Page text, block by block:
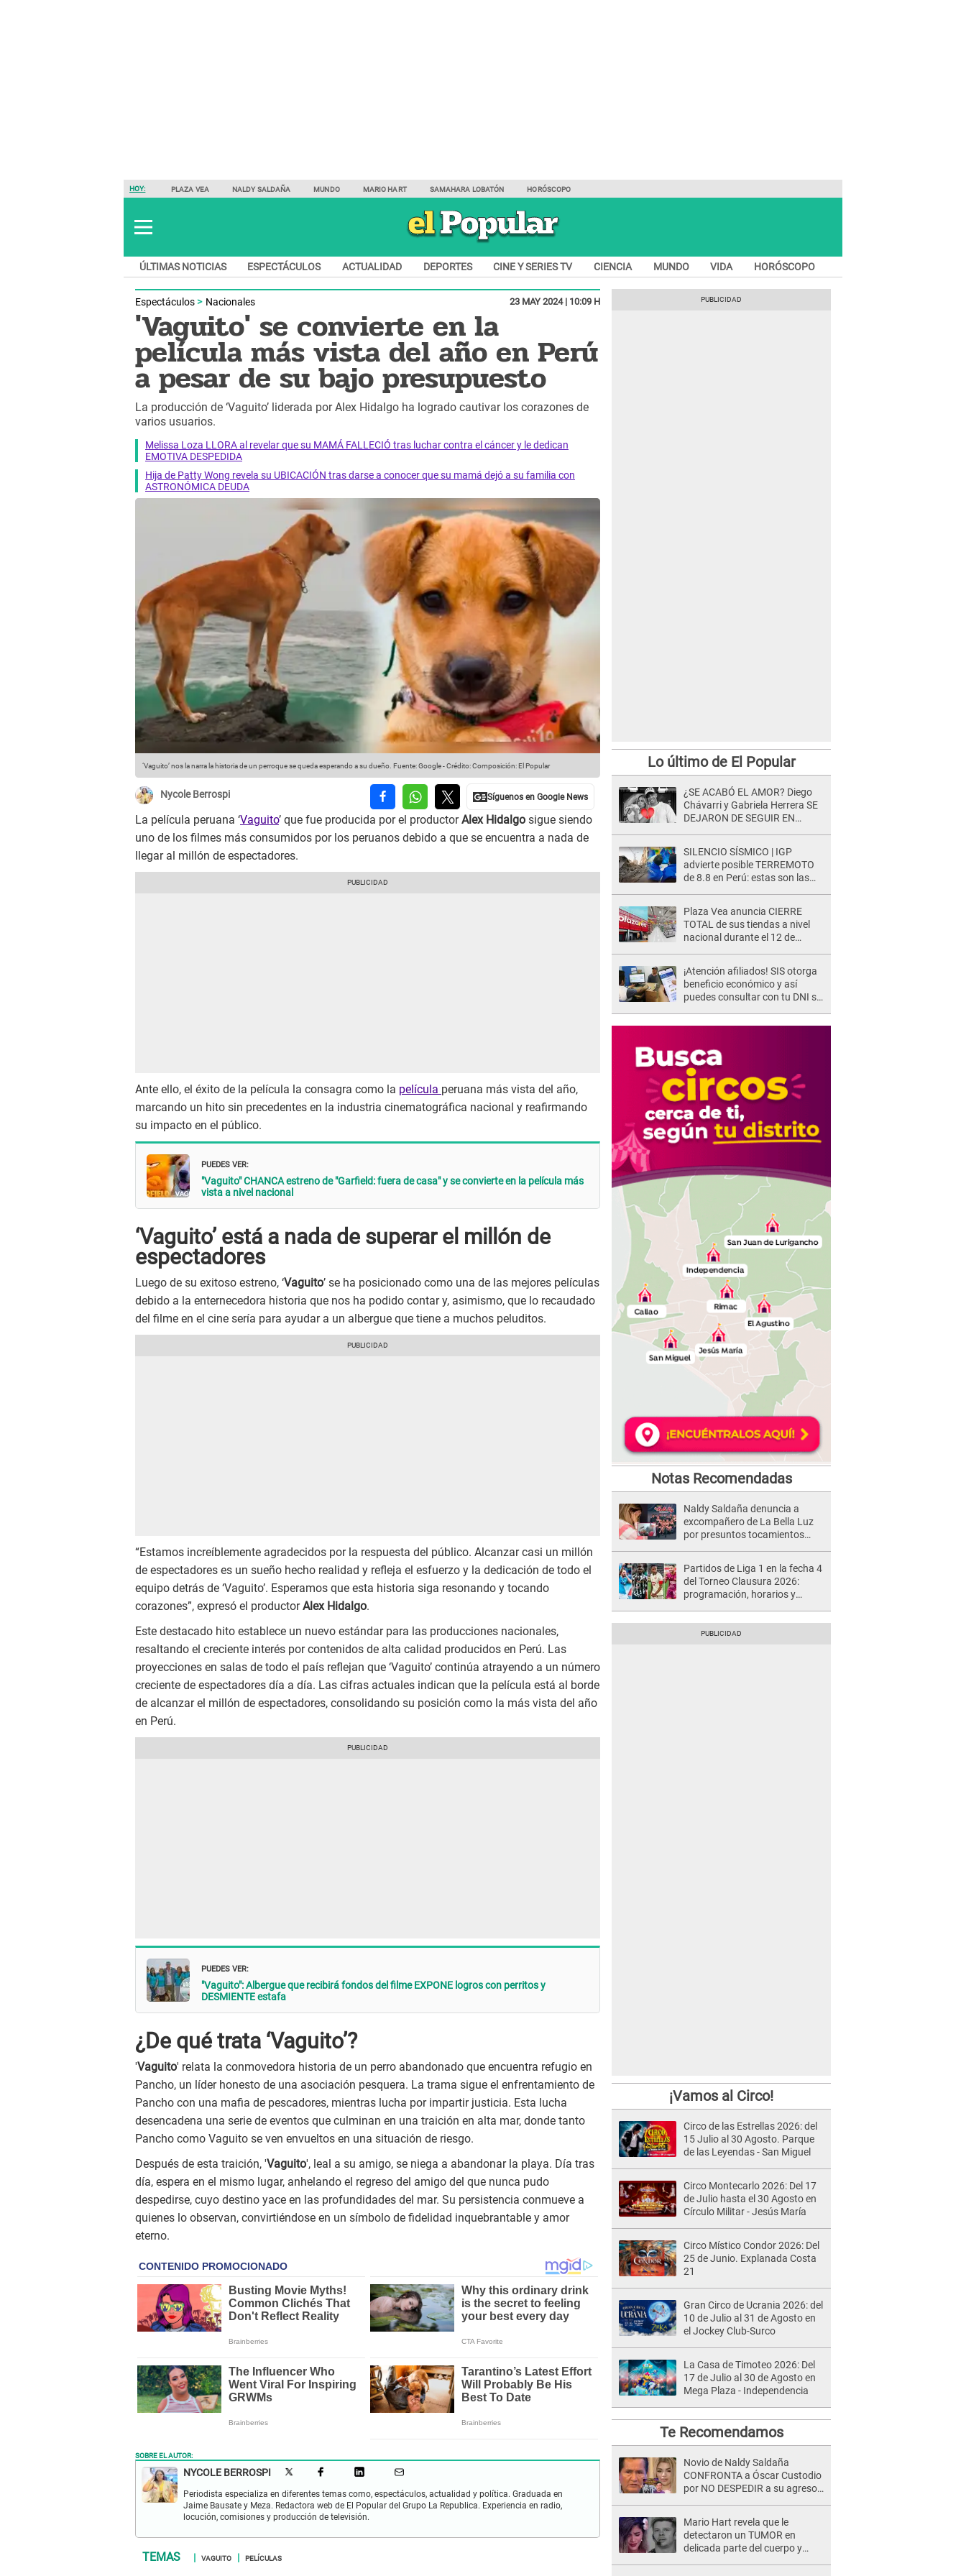
HOY: PLAZA VEA NALDY SALDAÑA MUNDO MARIO HART SAMAHARA LOBATÓN HORÓSCOPO
ÚLTIMAS NOTICIAS ESPECTÁCULOS ACTUALIDAD DEPORTES CINE Y SERIES TV CIENCIA MUNDO VIDA HORÓSCOPO
Espectáculos Nacionales 23 MAY 2024 | 10:09 H
'Vaguito' se convierte en la
película más vista del año en Perú
a pesar de su bajo presupuesto
La producción de ‘Vaguito’ liderada por Alex Hidalgo ha logrado cautivar los corazones de
varios usuarios.
Melissa Loza LLORA al revelar que su MAMÁ FALLECIÓ tras luchar contra el cáncer y le dedican
EMOTIVA DESPEDIDA
Hija de Patty Wong revela su UBICACIÓN tras darse a conocer que su mamá dejó a su familia con
ASTRONÓMICA DEUDA
‘Vaguito’ nos la narra la historia de un perroque se queda esperando a su dueño. Fuente: Google-Crédito: Composición: El Popular
Nycole Berrospi
La película peruana ‘Vaguito’ que fue producida por el productorAlex Hidalgo sigue siendo
uno de los filmes más consumidos por los peruanos debido a que se encuentra a nada de
llegar al millón de espectadores.
Ante ello, el éxito de la película la consagra como la película peruana más vista del año,
marcando un hito sin precedentes en la industria cinematográfica nacional y reafirmando
su impacto en el público.
PUEDES VER:
"Vaguito" CHANCA estreno de "Garfield: fuera de casa" y se convierte en la película más
vista a nivel nacional
‘Vaguito’ está a nada de superar el millón de
espectadores
Luego de su exitoso estreno, ‘Vaguito’ se ha posicionado como una de las mejores películas
debido a la enternecedora historia que nos ha podido contar y, asimismo, que lo recaudado
del filme en el cine sería para ayudar a un albergue que tiene a muchos peluditos.
“Estamos increíblemente agradecidos por la respuesta del público. Alcanzar casi un millón
de espectadores es un sueño hecho realidad y refleja el esfuerzo y la dedicación de todo el
equipo detrás de ‘Vaguito’. Esperamos que esta historia siga resonando y tocando
corazones”, expresó el productorAlex Hidalgo.
Este destacado hito establece un nuevo estándar para las producciones nacionales,
resaltando el creciente interés por contenidos de alta calidad producidos en Perú. Las
proyecciones en salas de todo el país reflejan que ‘Vaguito’ continúa atrayendo a un número
creciente de espectadores día a día. Las cifras actuales indican que la película está al borde
de alcanzar el millón de espectadores, consolidando su posición como la más vista del año
en Perú.
PUEDES VER:
"Vaguito": Albergue que recibirá fondos del filme EXPONE logros con perritos y
DESMIENTE estafa
¿De qué trata ‘Vaguito’?
'Vaguito' relata la conmovedora historia de un perro abandonado que encuentra refugio en
Pancho, un líder honesto de una asociación pesquera. La trama sigue el enfrentamiento de
Pancho con una mafia de pescadores, mientras lucha por impartir justicia. Esta lucha
desencadena una serie de eventos que culminan en una traición en alta mar, donde tanto
Pancho como Vaguito se ven envueltos en una situación de riesgo.
Después de esta traición, 'Vaguito', leal a su amigo, se niega a abandonar la playa. Día tras
día, espera en el mismo lugar, anhelando el regreso del amigo del que nunca pudo
despedirse, cuyo destino yace en las profundidades del mar. Su persistencia conmueve a
quienes lo observan, convirtiéndose en un símbolo de fidelidad inquebrantable y amor
eterno.
SOBRE EL AUTOR:
NYCOLE BERROSPI
Periodista especializa en diferentes temas como, espectáculos, actualidad y política. Graduada en
Jaime Bausate y Meza. Redactora web de El Popular del Grupo La Republica. Experiencia en radio,
locución, comisiones y producción de televisión.
VAGUITO PELÍCULAS
Lo último de El Popular
¿SE ACABÓ EL AMOR? Diego
Chávarri y Gabriela Herrera SE
DEJARON DE SEGUIR EN
RENUNCIA A SU PODCAST
SILENCIO SÍSMICO | IGP
advierte posible TERREMOTO
de 8.8 en Perú: estas son las
Plaza Vea anuncia CIERRE
TOTAL de sus tiendas a nivel
nacional durante el 12 de
¡Atención afiliados! SIS otorga
beneficio económico y así
puedes consultar con tu DNI si
Notas Recomendadas
Naldy Saldaña denuncia a
excompañero de La Bella Luz
por presuntos tocamientos
Partidos de Liga 1 en la fecha 4
del Torneo Clausura 2026:
programación, horarios y
¡Vamos al Circo!
Circo de las Estrellas 2026: del
15 Julio al 30 Agosto. Parque
de las Leyendas - San Miguel
Circo Montecarlo 2026: Del 17
de Julio hasta el 30 Agosto en
Círculo Militar - Jesús María
Circo Místico Condor 2026: Del
25 de Junio. Explanada Costa
21
Gran Circo de Ucrania 2026: del
10 de Julio al 31 de Agosto en
el Jockey Club-Surco
La Casa de Timoteo 2026: Del
17 de Julio al 30 de Agosto en
Mega Plaza - Independencia
Te Recomendamos
Novio de Naldy Saldaña
CONFRONTA a Óscar Custodio
por NO DESPEDIR a su agresor
Mario Hart revela que le
detectaron un TUMOR en
delicada parte del cuerpo y